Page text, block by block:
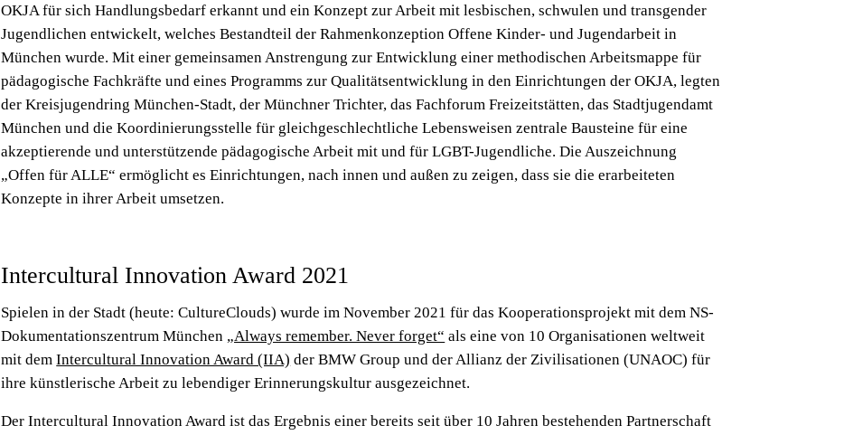
OKJA für sich Handlungsbedarf erkannt und ein Konzept zur Arbeit mit lesbischen, schwulen und transgender
Jugendlichen entwickelt, welches Bestandteil der Rahmenkonzeption Offene Kinder- und Jugendarbeit in
München wurde. Mit einer gemeinsamen Anstrengung zur Entwicklung einer methodischen Arbeitsmappe für
pädagogische Fachkräfte und eines Programms zur Qualitätsentwicklung in den Einrichtungen der OKJA, legten
der Kreisjugendring München-Stadt, der Münchner Trichter, das Fachforum Freizeitstätten, das Stadtjugendamt
München und die Koordinierungsstelle für gleichgeschlechtliche Lebensweisen zentrale Bausteine für eine
akzeptierende und unterstützende pädagogische Arbeit mit und für LGBT-Jugendliche. Die Auszeichnung
„Offen für ALLE“ ermöglicht es Einrichtungen, nach innen und außen zu zeigen, dass sie die erarbeiteten
Konzepte in ihrer Arbeit umsetzen.
Intercultural Innovation Award 2021
Spielen in der Stadt (heute: CultureClouds) wurde im November 2021 für das Kooperationsprojekt mit dem NS-
Dokumentationszentrum München „Always remember. Never forget“ als eine von 10 Organisationen weltweit
mit demIntercultural Innovation Award (IIA) derBMW Group und der Allianz der Zivilisationen (UNAOC) für
ihre künstlerische Arbeit zu lebendiger Erinnerungskultur ausgezeichnet.
Der Intercultural Innovation Award ist das Ergebnis einer bereits seit über 10 Jahren bestehenden Partnerschaft